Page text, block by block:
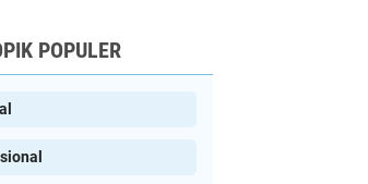
POPULER